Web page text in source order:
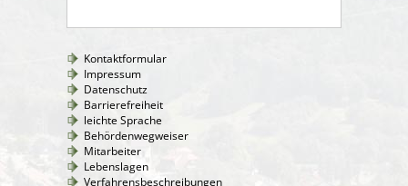
Kontaktformular
Impressum
Datenschutz
Barrierefreiheit
leichte Sprache
Behördenwegweiser
Mitarbeiter
Lebenslagen
Verfahrensbeschreibungen